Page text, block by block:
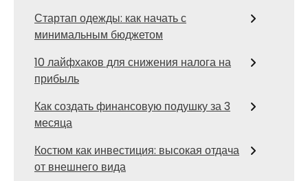
Стартап одежды: как начать с
минимальным бюджетом
10 лайфхаков для снижения налога на
прибыль
Как создать финансовую подушку за 3
месяца
Костюм как инвестиция: высокая отдача
от внешнего вида